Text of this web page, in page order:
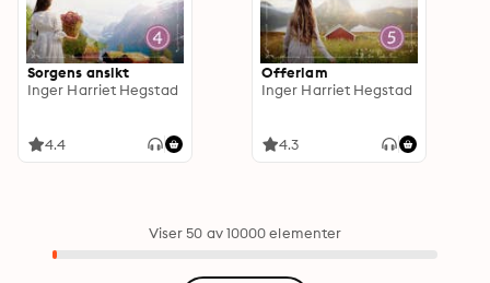
Sorgens ansikt
Inger Harriet Hegstad
4.4
Offerlam
Inger Harriet Hegstad
4.3
Viser 50 av 10000 elementer